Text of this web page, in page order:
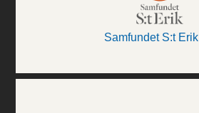
Samfundet S:t Erik